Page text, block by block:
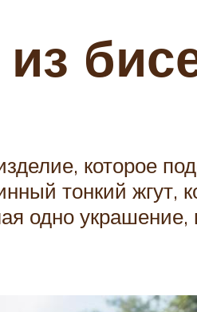
которое
тонкий жгут,
одно